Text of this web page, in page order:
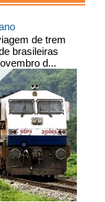
de trem
brasileiras
d...